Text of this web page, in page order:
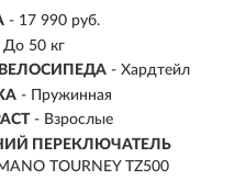
- 17 990 руб.
До 50 кг
- Хардтейл
- Пружинная
- Взрослые
ПЕРЕКЛЮЧАТЕЛЬ
TOURNEY TZ500